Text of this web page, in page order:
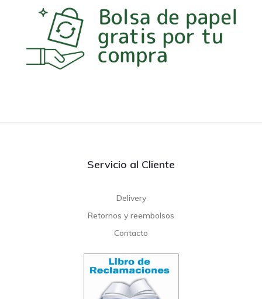
Servicio al Cliente
Delivery
Retornos y reembolsos
Contacto